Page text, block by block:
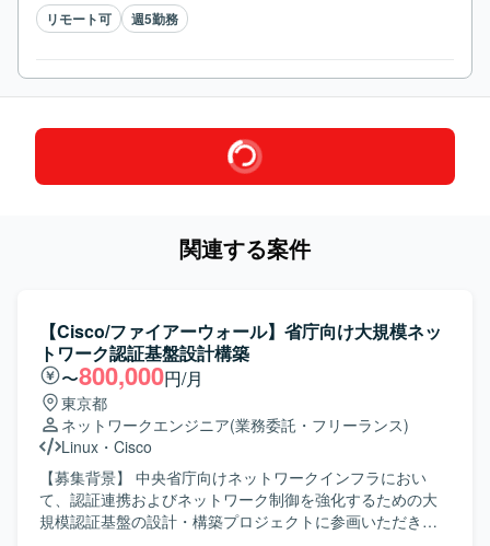
リモート可 週5勤務
関連する案件
【Cisco/ファイアーウォール】省庁向け大規模ネッ
トワーク認証基盤設計構築
〜800,000円/月
東京都
ネットワークエンジニア(業務委託・フリーランス)
Linux ・ Cisco
【募集背景】 中央省庁向けネットワークインフラにおい
て、認証連携およびネットワーク制御を強化するための大
規模認証基盤の設計・構築プロジェクトに参画いただきま